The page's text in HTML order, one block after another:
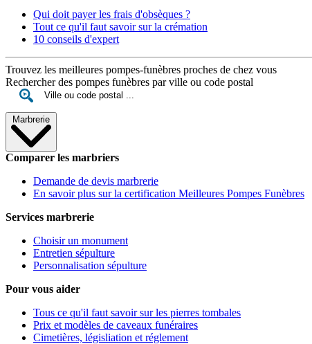
Qui doit payer les frais d'obsèques ?
Tout ce qu'il faut savoir sur la crémation
10 conseils d'expert
Trouvez les meilleures pompes-funèbres proches de chez vous
Rechercher des pompes funèbres par ville ou code postal
Marbrerie
Comparer les marbriers
Demande de devis marbrerie
En savoir plus sur la certification Meilleures Pompes Funèbres
Services marbrerie
Choisir un monument
Entretien sépulture
Personnalisation sépulture
Pour vous aider
Tous ce qu'il faut savoir sur les pierres tombales
Prix et modèles de caveaux funéraires
Cimetières, législiation et réglement